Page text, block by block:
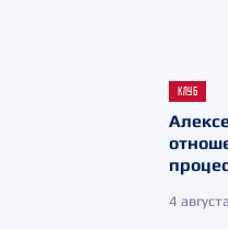
КЛУБ
4